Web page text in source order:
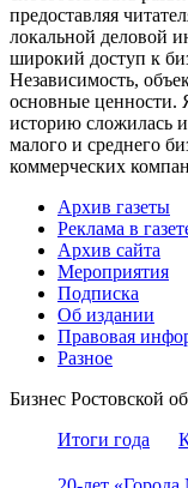
предоставляя
локальной деловой
широкий доступ к
Независимость,
основные ценности.
историю сложилась
малого и среднего
коммерческих
Архив газеты
Реклама в
Архив сайта
Мероприятия
Подписка
Об издании
Правовая
Разное
Бизнес Ростовской
Итоги года